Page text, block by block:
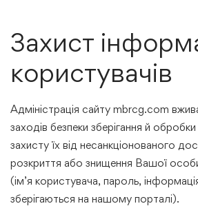
Захист
користувачів
Адміністрація сайту mbrcg.com
заходів безпеки зберігання й
захисту їх від несанкціонованого
розкриття або знищення Вашої
(ім’я користувача, пароль,
зберігаються на нашому порталі).